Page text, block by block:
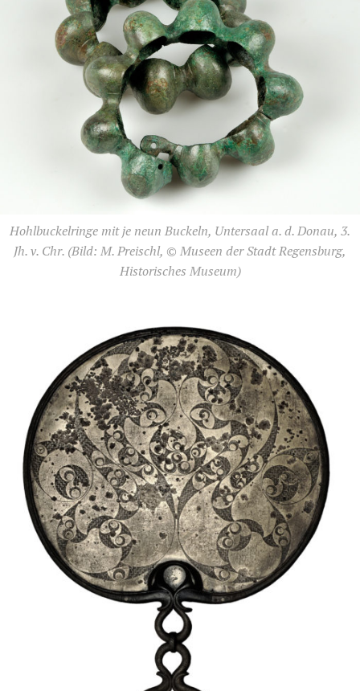
Hohlbuckelringe mit je neun Buckeln, Untersaal a. d. Donau, 3.
Jh. v. Chr. (Bild: M. Preischl, © Museen der Stadt Regensburg,
Historisches Museum)